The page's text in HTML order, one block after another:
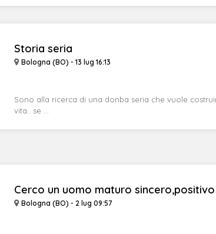
Storia seria
Bologna (BO) - 13 lug 16:13
Sono alla ricerca di una donba seria che vuole
vita.. se ...
Cerco un uomo maturo sincero,positivo
Bologna (BO) - 2 lug 09:57